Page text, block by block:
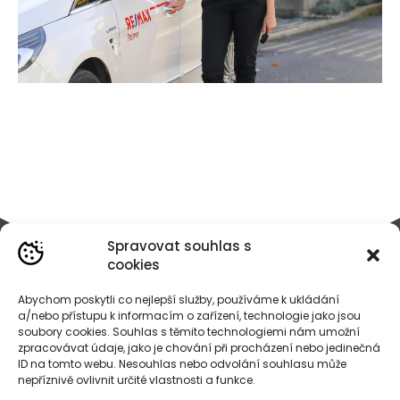
Spravovat souhlas s
cookies
Abychom poskytli co nejlepší služby, používáme k ukládání
a/nebo přístupu k informacím o zařízení, technologie jako jsou
soubory cookies. Souhlas s těmito technologiemi nám umožní
zpracovávat údaje, jako je chování při procházení nebo jedinečná
ID na tomto webu. Nesouhlas nebo odvolání souhlasu může
nepříznivě ovlivnit určité vlastnosti a funkce.